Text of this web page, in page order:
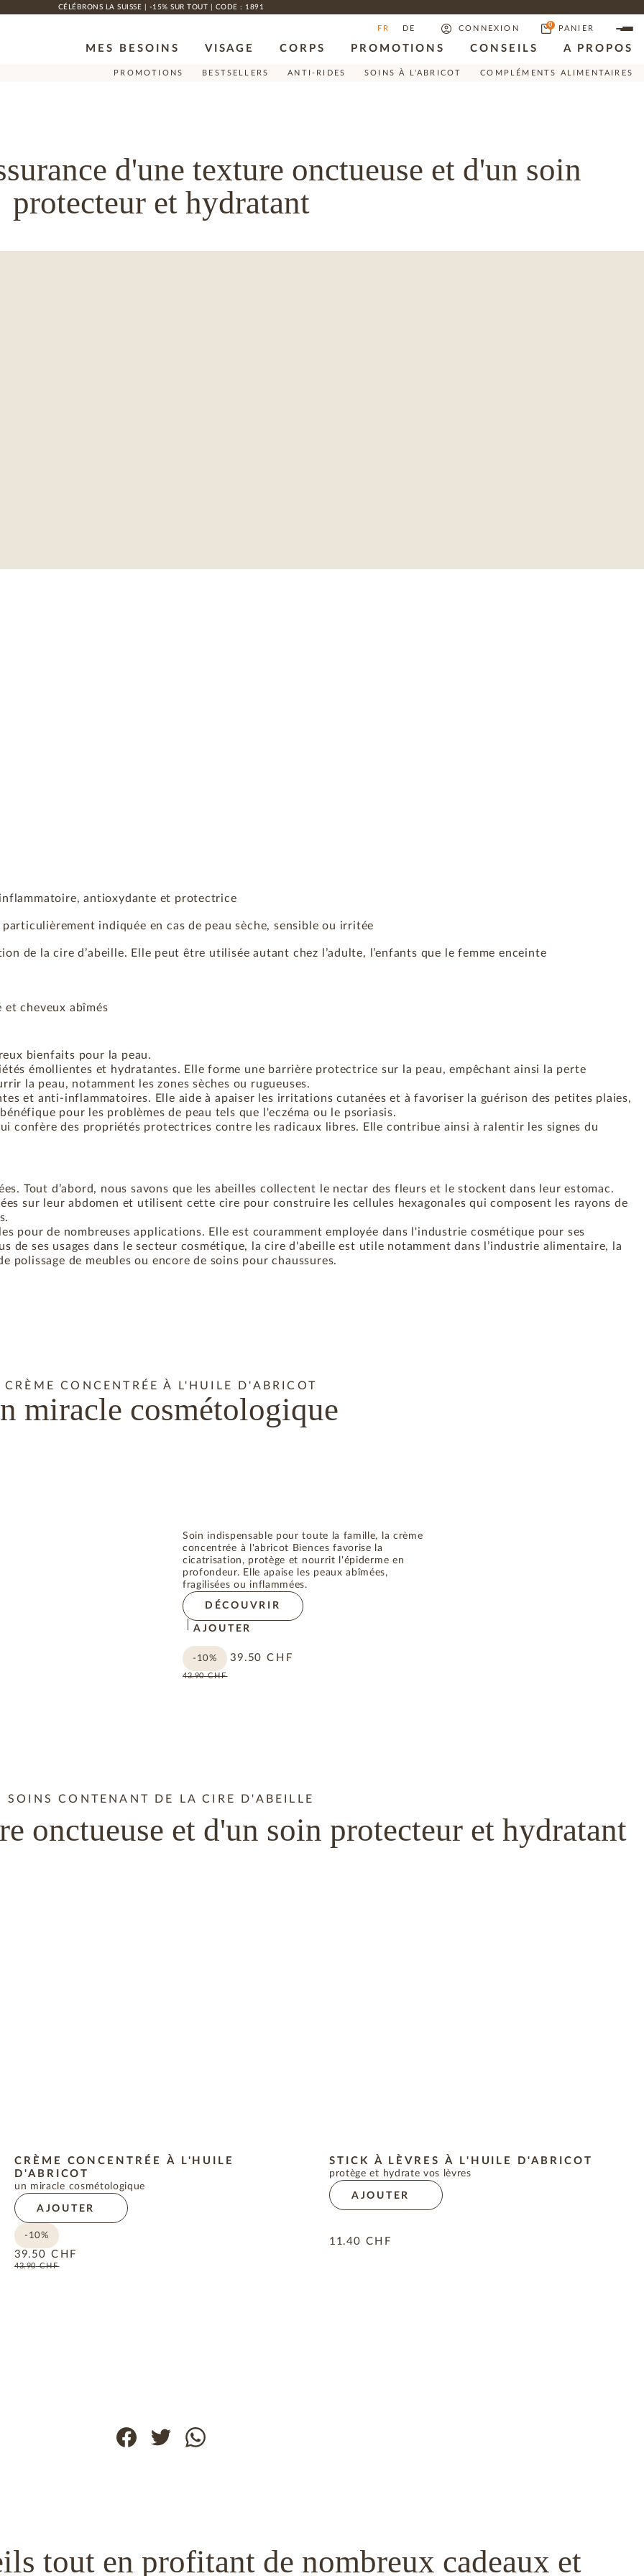
CÉLÉBRONS LA SUISSE | -15% SUR TOUT | CODE : 1891
FR DE CONNEXION 0 PANIER
MES BESOINS VISAGE CORPS PROMOTIONS CONSEILS A PROPOS
PROMOTIONS BESTSELLERS ANTI-RIDES SOINS À L'ABRICOT COMPLÉMENTS ALIMENTAIRES
d'une texture onctueuse et d'un soin
protecteur et hydratant
antioxydante et protectrice
indiquée en cas de peau sèche, sensible ou irritée
de la cire d’abeille. Elle peut être utilisée autant chez l’adulte, l’enfants que le femme enceinte
et cheveux abîmés
bienfaits pour la peau.
émollientes et hydratantes. Elle forme une barrière protectrice sur la peau, empêchant ainsi la perte
la peau, notamment les zones sèches ou rugueuses.
et anti-inflammatoires. Elle aide à apaiser les irritations cutanées et à favoriser la guérison des petites plaies,
pour les problèmes de peau tels que l'eczéma ou le psoriasis.
confère des propriétés protectrices contre les radicaux libres. Elle contribue ainsi à ralentir les signes du
Tout d’abord, nous savons que les abeilles collectent le nectar des fleurs et le stockent dans leur estomac.
sur leur abdomen et utilisent cette cire pour construire les cellules hexagonales qui composent les rayons de
pour de nombreuses applications. Elle est couramment employée dans l'industrie cosmétique pour ses
de ses usages dans le secteur cosmétique, la cire d'abeille est utile notamment dans l’industrie alimentaire, la
de meubles ou encore de soins pour chaussures.
CRÈME CONCENTRÉE À L'HUILE D'ABRICOT
miracle cosmétologique
Soin indispensable pour toute la famille, la crème
concentrée à l'abricot Biences favorise la
cicatrisation, protège et nourrit l'épiderme en
profondeur. Elle apaise les peaux abîmées,
fragilisées ou inflammées.
DÉCOUVRIR
AJOUTER
-10% 39.50 CHF
43.90CHF
SOINS CONTENANT DE LA CIRE D'ABEILLE
onctueuse et d'un soin protecteur et hydratant
CRÈME CONCENTRÉE À L'HUILE
D'ABRICOT
un miracle cosmétologique
AJOUTER
-10%
39.50 CHF
43.90CHF
STICK À LÈVRES À L'HUILE D'ABRICOT
protège et hydrate vos lèvres
AJOUTER
11.40 CHF
tout en profitant de nombreux cadeaux et